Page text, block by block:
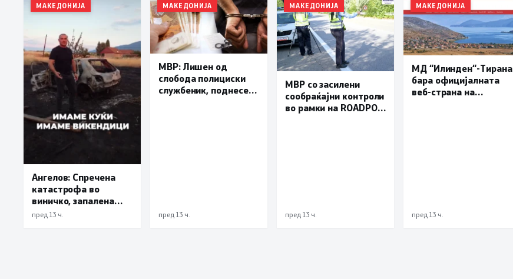
МАКЕДОНИЈА
Ангелов: Спречена
катастрофа во
виничко, запалена
трева при сечење со
пред 13 ч.
МАКЕДОНИЈА
МВР: Лишен од
слобода полициски
службеник, поднесена
пред 13 ч.
МАКЕДОНИЈА
МВР со засилени
сообраќајни контроли
во рамки на ROADPOL:
пред 13 ч.
МАКЕДОНИЈА
МД “Илинден“-Тирана
бара официјалната
веб-страна на
пред 13 ч.